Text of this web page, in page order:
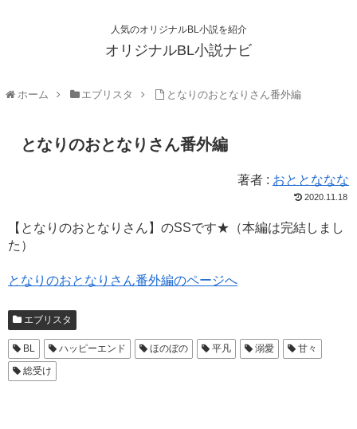
人気のオリジナルBL小説を紹介
オリジナルBL小説ナビ
ホーム エブリスタ となりのおとなりさん番外編
となりのおとなりさん番外編
著者 : おととななな
2020.11.18
【となりのおとなりさん】のSSです★（本編は完結しまし
た）
となりのおとなりさん番外編のページへ
エブリスタ
BL ハッピーエンド ほのぼの 平凡 溺愛
甘々
総受け